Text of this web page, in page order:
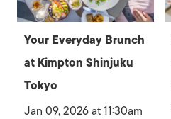
Your Everyday Brunch
at Kimpton Shinjuku
Tokyo
Jan 09, 2026 at 11:30am